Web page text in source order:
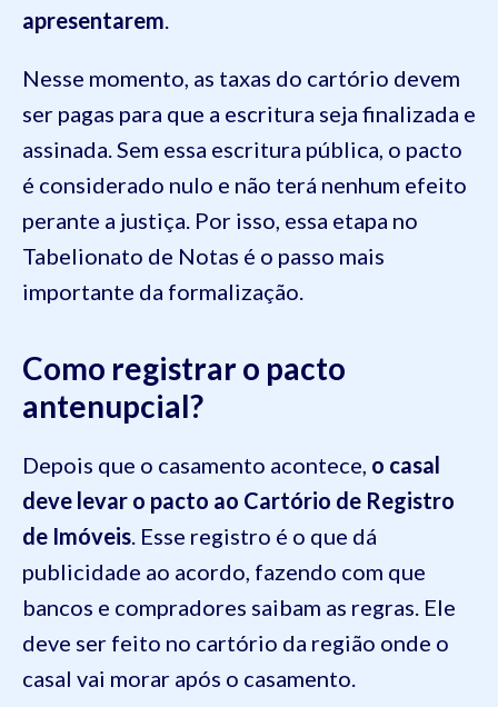
apresentarem.
Nesse momento, as taxas do cartório devem
ser pagas para que a escritura seja finalizada e
assinada. Sem essa escritura pública, o pacto
é considerado nulo e não terá nenhum efeito
perante a justiça. Por isso, essa etapa no
Tabelionato de Notas é o passo mais
importante da formalização.
Como registrar o pacto
antenupcial?
Depois que o casamento acontece, o casal
deve levar o pacto ao Cartório de Registro
de Imóveis. Esse registro é o que dá
publicidade ao acordo, fazendo com que
bancos e compradores saibam as regras. Ele
deve ser feito no cartório da região onde o
casal vai morar após o casamento.